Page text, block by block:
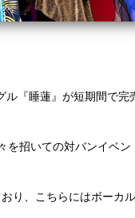
『睡蓮』が短期間で
招いての対バンイベ
り、こちらにはボーカ